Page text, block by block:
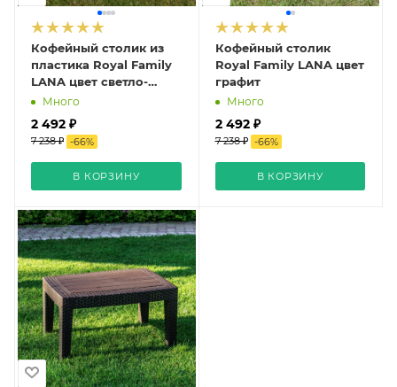
Кофейный столик из
пластика Royal Family
LANA цвет светло-
серый
Много
2 492 ₽
7 238 ₽ -66%
В КОРЗИНУ
Кофейный столик
Royal Family LANA цвет
графит
Много
2 492 ₽
7 238 ₽ -66%
В КОРЗИНУ